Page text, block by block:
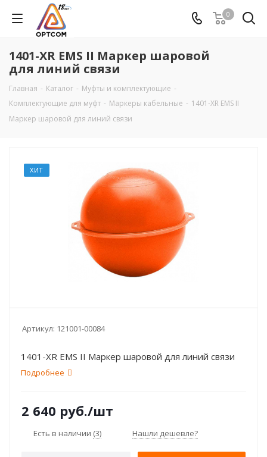
0
1401-XR EMS II Маркер шаровой
для линий связи
Главная - Каталог - Муфты и комплектующие -
Комплектующие для муфт - Маркеры кабельные - 1401-XR EMS II
Маркер шаровой для линий связи
ХИТ
Артикул: 121001-00084
1401-XR EMS II Маркер шаровой для линий связи
Подробнее
2 640 руб./шт
Есть в наличии (3) Нашли дешевле?